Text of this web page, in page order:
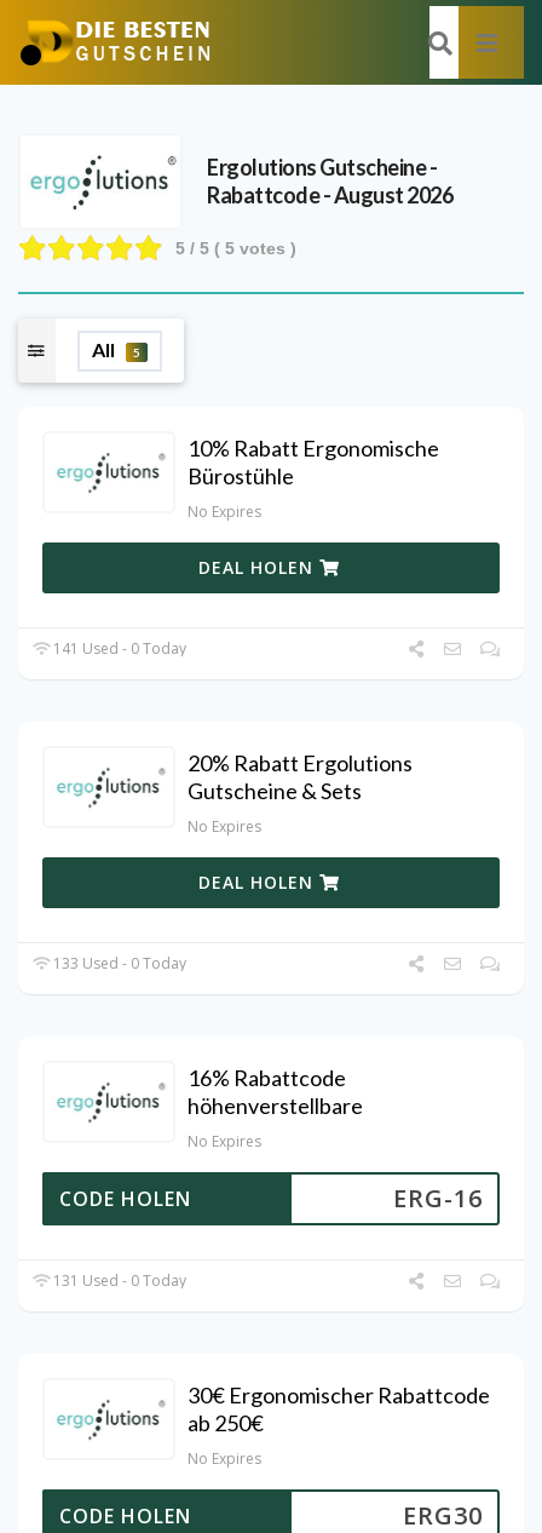
ErgolutionsGutscheine -
Rabattcode - August 2026
5 / 5 ( 5 votes )
All 5
10% Rabatt Ergonomische
Bürostühle
No Expires
DEAL HOLEN
141 Used - 0 Today
20% Rabatt Ergolutions
Gutscheine & Sets
No Expires
DEAL HOLEN
133 Used - 0 Today
16% Rabattcode
höhenverstellbare
No Expires
ERG-16
CODE HOLEN
131 Used - 0 Today
30€ Ergonomischer Rabattcode
ab 250€
No Expires
ERG30
CODE HOLEN